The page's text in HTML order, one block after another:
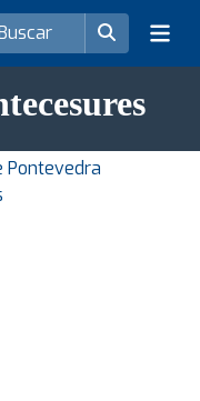
Pontevedra